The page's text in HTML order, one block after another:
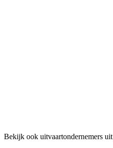
Bekijk ook uitvaartondernemers uit